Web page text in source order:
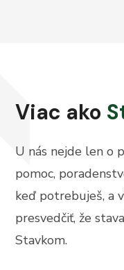
Viac ako
U nás nejde len o
pomoc,
keď potrebuješ, a
presvedčiť, že
Stavkom.